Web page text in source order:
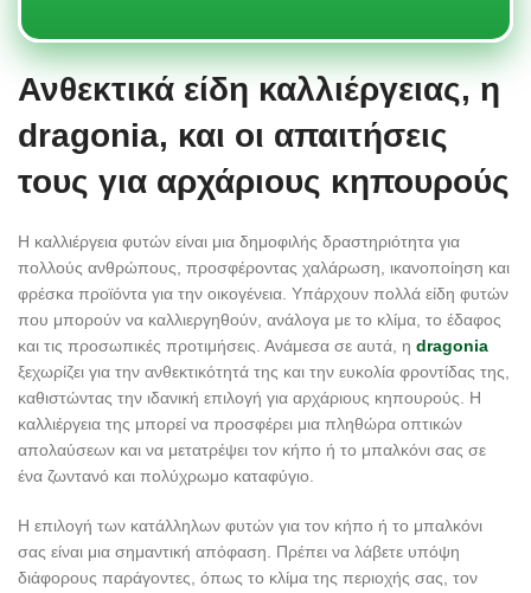
Ανθεκτικά είδη καλλιέργειας, η
dragonia, και οι απαιτήσεις
τους για αρχάριους κηπουρούς
Η καλλιέργεια φυτών είναι μια δημοφιλής δραστηριότητα για
πολλούς ανθρώπους, προσφέροντας χαλάρωση, ικανοποίηση και
φρέσκα προϊόντα για την οικογένεια. Υπάρχουν πολλά είδη φυτών
που μπορούν να καλλιεργηθούν, ανάλογα με το κλίμα, το έδαφος
και τις προσωπικές προτιμήσεις. Ανάμεσα σε αυτά, η dragonia
ξεχωρίζει για την ανθεκτικότητά της και την ευκολία φροντίδας της,
καθιστώντας την ιδανική επιλογή για αρχάριους κηπουρούς. Η
καλλιέργεια της μπορεί να προσφέρει μια πληθώρα οπτικών
απολαύσεων και να μετατρέψει τον κήπο ή το μπαλκόνι σας σε
ένα ζωντανό και πολύχρωμο καταφύγιο.
Η επιλογή των κατάλληλων φυτών για τον κήπο ή το μπαλκόνι
σας είναι μια σημαντική απόφαση. Πρέπει να λάβετε υπόψη
διάφορους παράγοντες, όπως το κλίμα της περιοχής σας, τον